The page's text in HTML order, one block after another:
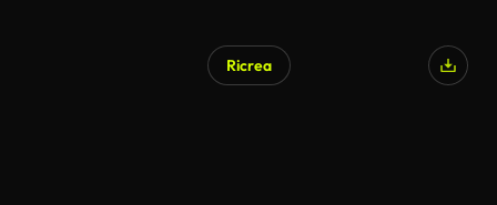
Ricrea